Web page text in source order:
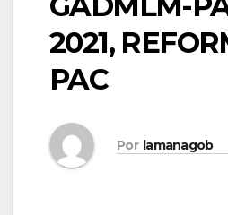
2021,
PAC
Por lamanagob